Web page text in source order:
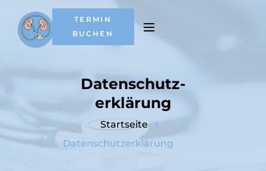
TERMIN
BUCHEN
Datenschutz­
erklärung
Datenschutz­erklärung